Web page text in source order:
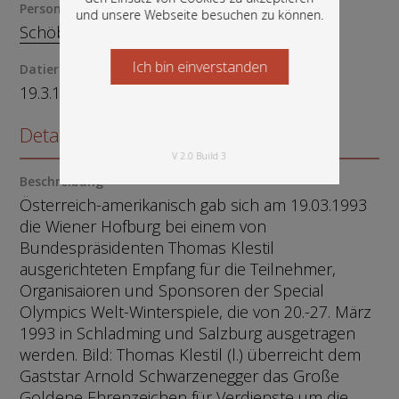
und unsere Webseite besuchen zu können.
Ich bin einverstanden
Starten Sie jetzt
V 2.0 Build 3
Person
Schöbitz, Kelly
Datierung
19.3.1993 · 19.03.1993 · 1993
Details zum Objekt
Beschreibung
Österreich-amerikanisch gab sich am 19.03.1993
die Wiener Hofburg bei einem von
Bundespräsidenten Thomas Klestil
ausgerichteten Empfang für die Teilnehmer,
Organisaioren und Sponsoren der Special
Olympics Welt-Winterspiele, die von 20.-27. März
1993 in Schladming und Salzburg ausgetragen
werden. Bild: Thomas Klestil (l.) überreicht dem
Gaststar Arnold Schwarzenegger das Große